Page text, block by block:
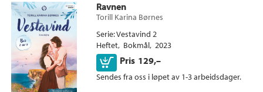
Ravnen
Torill Karina Børnes
Serie Vestavind 2
Heftet Bokmål 2023
Pris 129,–
Kjøp
Sendes fra oss i løpet av 1-3 arbeidsdager.